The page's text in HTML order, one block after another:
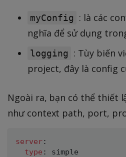
myConfig
: là các
nghĩa để sử dụng
logging
: Tùy biến
project, đây là config
Ngoài ra, bạn có thể thiết
như context path, port,
server:
type :
simple